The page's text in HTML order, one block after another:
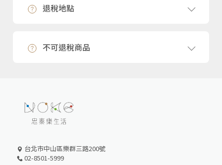
退稅地點
不可退稅商品
台北市中山區樂群三路200號
02-8501-5999